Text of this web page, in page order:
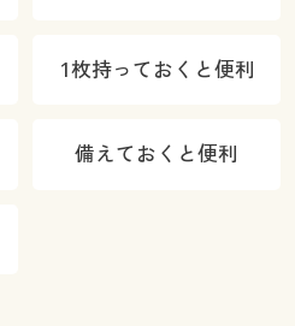
1枚持っておくと便利
備えておくと便利